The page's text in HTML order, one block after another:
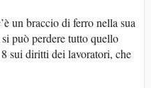
un braccio di ferro nella sua
può perdere tutto quello
sui diritti dei lavoratori, che